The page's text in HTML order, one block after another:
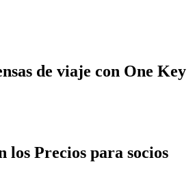
de viaje con One Key
los Precios para socios